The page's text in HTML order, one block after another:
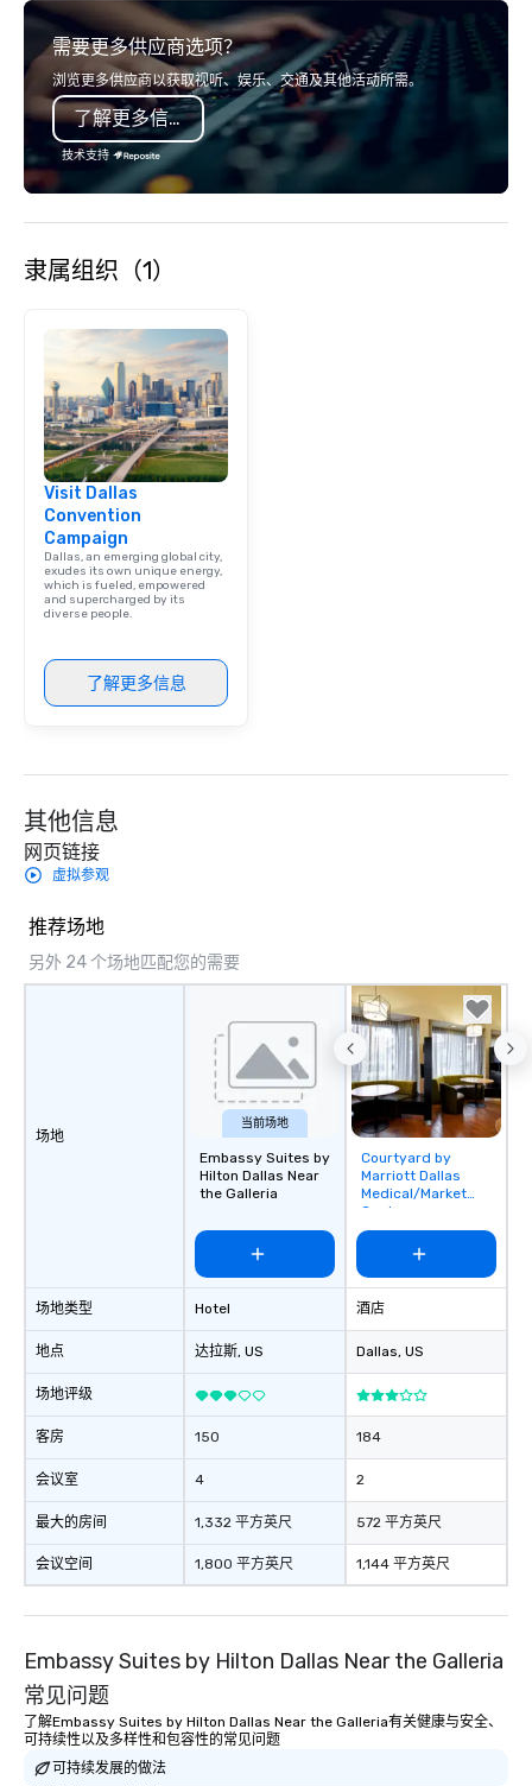
需要更多供应商选项？
浏览更多供应商以获取视听、娱乐、交通及其他活动所需。
了解更多信息
技术支持
隶属组织（1）
Visit Dallas
Convention
Campaign
Dallas, an emerging global city,
exudes its own unique energy,
which is fueled, empowered
and supercharged by its
diverse people.
了解更多信息
其他信息
网页链接
虚拟参观
推荐场地
另外 24 个场地匹配您的需要
场地
场地类型
地点
场地评级
客房
会议室
最大的房间
会议空间
当前场地
Embassy Suites by
Hilton Dallas Near
the Galleria
Hotel
达拉斯, US
150
4
1,332 平方英尺
1,800 平方英尺
Removed from
favorites
Courtyard by
Marriott Dallas
Medical/Market
Center
酒店
Dallas, US
184
2
572 平方英尺
1,144 平方英尺
Embassy Suites by Hilton Dallas Near the Galleria
常见问题
了解Embassy Suites by Hilton Dallas Near the Galleria有关健康与安全、
可持续性以及多样性和包容性的常见问题
可持续发展的做法